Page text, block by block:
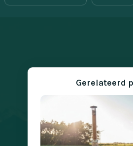
Gerelateerd